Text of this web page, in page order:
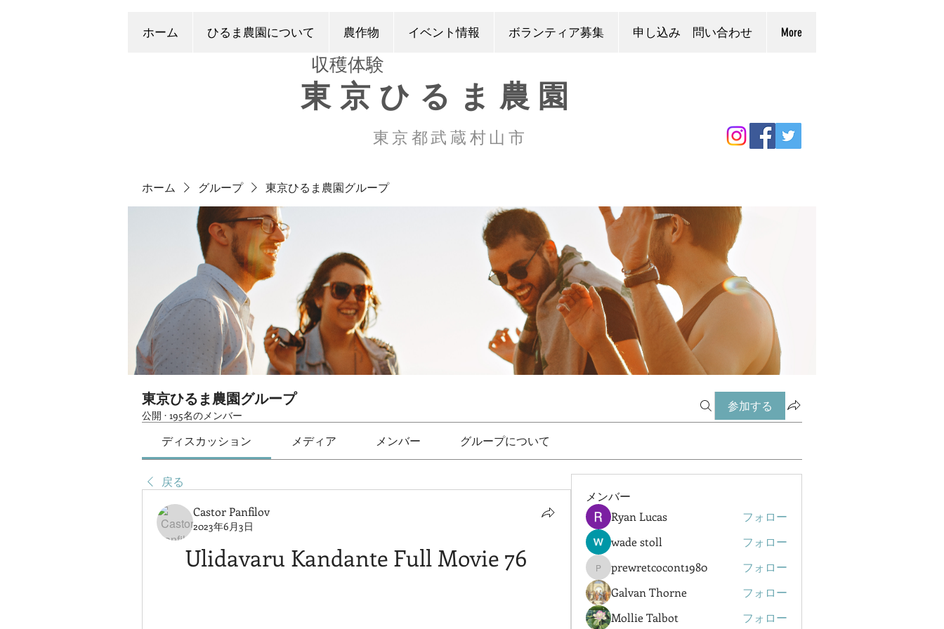
ホーム ひるま農園について 農作物 イベント情報 ボランティア募集 申し込み 問い合わせ More
​収穫体験
東京ひるま農園
東京都武蔵村山市
ホーム グループ 東京ひるま農園グループ
東京ひるま農園グループ
公開 · 195名のメンバー
参加する
ディスカッション メディア メンバー グループについて
戻る
Castor Panfilov
2023年6月3日
Ulidavaru Kandante Full Movie 76
メンバー
Ryan Lucas
フォロー
wade stoll
フォロー
prewretcocont1980
prewretcocont1980
フォロー
Galvan Thorne
フォロー
Mollie Talbot
フォロー